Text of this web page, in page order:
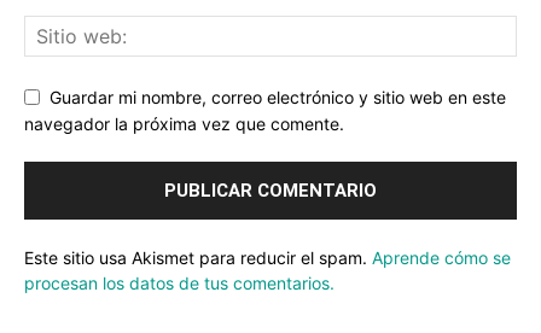
Guardar mi nombre, correo electrónico y sitio web en este
navegador la próxima vez que comente.
Este sitio usa Akismet para reducir el spam. Aprende cómo se
procesan los datos de tus comentarios.